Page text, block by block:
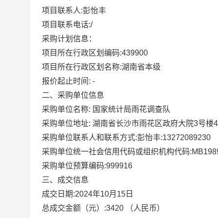
项目联系人:彭怡丰
项目联系电话:/
采购计划信息：
项目所在行政区划编码:439900
项目所在行政区划名称:湖南省本级
报价起止时间: -
二、采购单位信息
采购单位名称: 国家统计局雨花调查队
采购单位地址: 湖南省长沙市雨花区政府大院3号楼
采购单位联系人和联系方式:彭怡丰:13272089230
采购单位统一社会信用代码或组织机构代码
采购单位预算编码:999916
三、成交信息
成交日期:2024年10月15日
总成交金额（元）:3420 （人民币）